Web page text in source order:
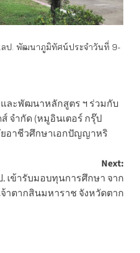
ลป. พัฒนาภูมิทัศน์ประจำวันที่ 9-
ละพัฒนาหลักสูตร ฯ ร่วมกับ
จำกัด (หมูอินเตอร์ กรุ๊ป
อาชีวศึกษาเอกปัญญาหริ
Next:
เข้ารับมอบทุนการศึกษา จาก
าตากสินมหาราช จังหวัดตาก